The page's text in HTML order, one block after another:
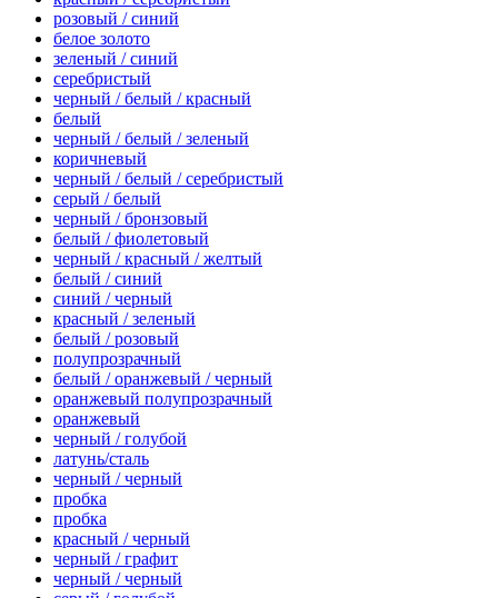
розовый / синий
белое золото
зеленый / синий
серебристый
черный / белый / красный
белый
черный / белый / зеленый
коричневый
черный / белый / серебристый
серый / белый
черный / бронзовый
белый / фиолетовый
черный / красный / желтый
белый / синий
синий / черный
красный / зеленый
белый / розовый
полупрозрачный
белый / оранжевый / черный
оранжевый полупрозрачный
оранжевый
черный / голубой
латунь/сталь
черный / черный
пробка
пробка
красный / черный
черный / графит
черный / черный